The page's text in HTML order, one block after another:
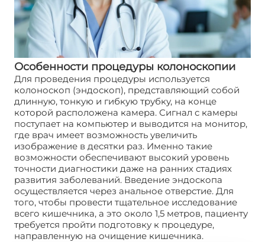
Особенности процедуры колоноскопии
Для проведения процедуры используется
колоноскоп (эндоскоп), представляющий собой
длинную, тонкую и гибкую трубку, на конце
которой расположена камера. Сигнал с камеры
поступает на компьютер и выводится на монитор,
где врач имеет возможность увеличить
изображение в десятки раз. Именно такие
возможности обеспечивают высокий уровень
точности диагностики даже на ранних стадиях
развития заболеваний. Введение эндоскопа
осуществляется через анальное отверстие. Для
того, чтобы провести тщательное исследование
всего кишечника, а это около 1,5 метров, пациенту
требуется пройти подготовку к процедуре,
направленную на очищение кишечника.